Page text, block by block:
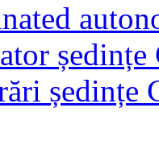
ședințe